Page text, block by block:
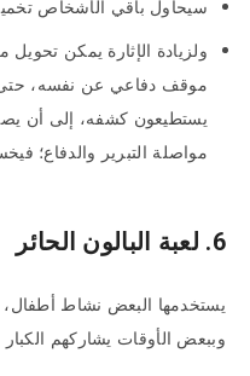
سيحاول باقي الأشخاص
ولزيادة الإثارة يمكن
موقف دفاعي عن نفسه، حتى
يستطيعون كشفه، إلى أن
مواصلة التبرير والدفاع؛
6. لعبة البالون الحائر
يستخدمها البعض نشاط
وببعض الأوقات يشاركهم